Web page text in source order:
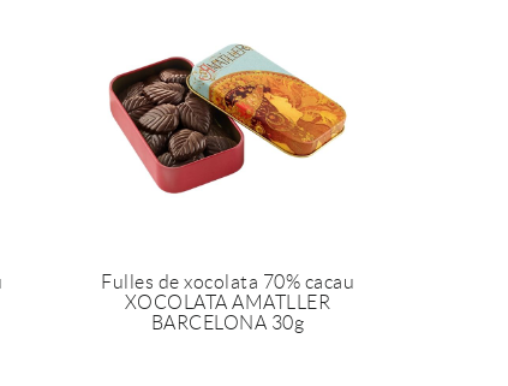
Fulles de xocolata 70% cacau
XOCOLATA AMATLLER
BARCELONA 30g